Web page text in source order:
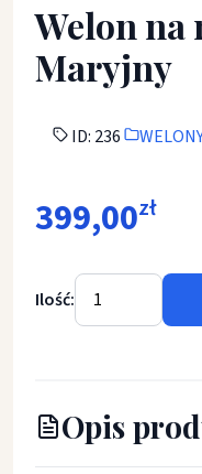
Welon na
Maryjny
ID: 236
399,00zł
Ilość:
Opis